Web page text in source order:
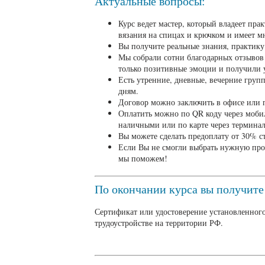
Курс ведет мастер, который владеет
вязания на спицах и крючком и имеет
Вы получите реальные знания,
Мы собрали сотни благодарных
только позитивные эмоции и получили
Есть утренние, дневные, вечерние
дням.
Договор можно заключить в офисе или
Оплатить можно по QR коду через
наличными или по карте через
Вы можете сделать предоплату от 30%
Если Вы не смогли выбрать нужную
мы поможем!
По окончании курса вы получите
Сертификат или удостоверение
трудоустройстве на территории РФ.